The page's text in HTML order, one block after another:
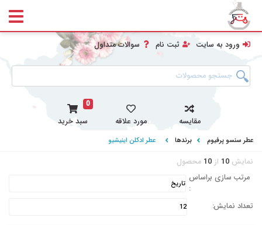
ورود به سایت ثبت نام سوالات متداول
مقایسه مورد علاقه
0
سبد خرید
عطر سنسو پرفیوم برندها عطر ادکلن اینیشیو
نمایش 10 از 10 محصول
مرتب سازی براساس
:
تعداد نمایش: